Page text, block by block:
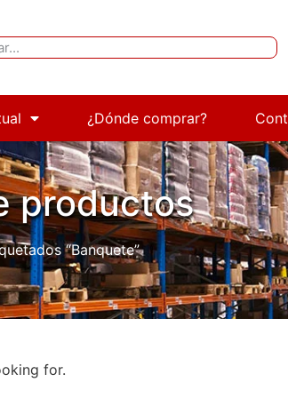
¿Dónde comprar?
productos
“Banquete”
for.